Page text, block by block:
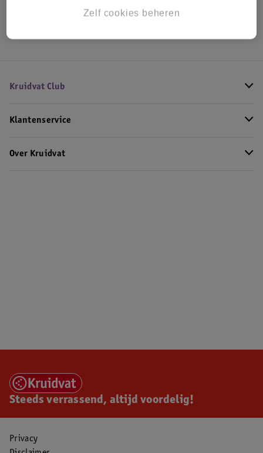
Hoe controleren wij de reviews?
Kruidvat Club
Klantenservice
Over Kruidvat
Steeds verrassend, altijd voordelig!
Privacy
Zelf cookies beheren